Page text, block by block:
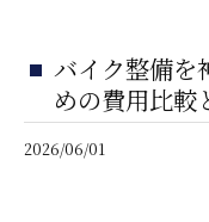
バイク整備を
めの費用比較
2026/06/01